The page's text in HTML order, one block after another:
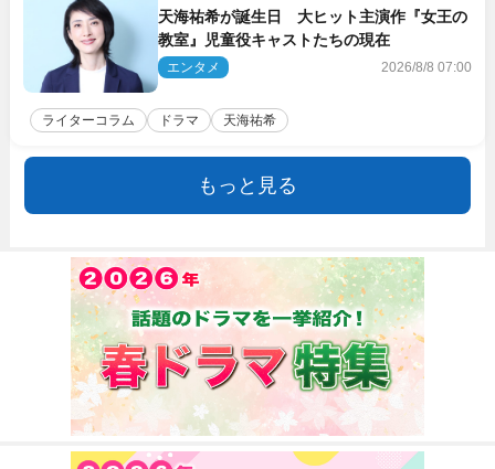
天海祐希が誕生日 大ヒット主演作『女王の
教室』児童役キャストたちの現在
エンタメ 2026/8/8 07:00
ライターコラム ドラマ 天海祐希
もっと見る